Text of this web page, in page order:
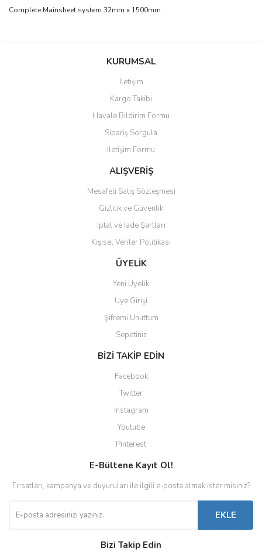
Complete Mainsheet system 32mm x 1500mm
Bu ürüne ilk yorumu siz yapın!
Ürün resmi kalitesiz, bozuk veya görüntülenemiyor.
Ürün açıklamasında eksik bilgiler bulunuyor.
Ürün bilgilerinde hatalar bulunuyor.
Ürün fiyatı diğer sitelerden daha pahalı.
Bu ürüne benzer farklı alternatifler olmalı.
Gönder
KURUMSAL
İletişim
Kargo Takibi
Havale Bildirim Formu
Sipariş Sorgula
İletişim Formu
ALIŞVERİŞ
Mesafeli Satış Sözleşmesi
Gizlilik ve Güvenlik
İptal ve İade Şartları
Kişisel Veriler Politikası
ÜYELİK
Yeni Üyelik
Üye Girişi
Şifremi Unuttum
Sepetiniz
BİZİ TAKİP EDİN
Facebook
Twitter
Instagram
Youtube
Pinterest
E-Bültene Kayıt Ol!
Fırsatları, kampanya ve duyuruları ile ilgili e-posta almak ister misiniz?
EKLE
Bizi Takip Edin